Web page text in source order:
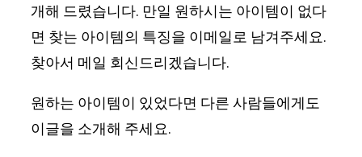
개해 드렸습니다. 만일 원하시는 아이템이 없다
면 찾는 아이템의 특징을 이메일로 남겨주세요.
찾아서 메일 회신드리겠습니다.
원하는 아이템이 있었다면 다른 사람들에게도
이글을 소개해 주세요.